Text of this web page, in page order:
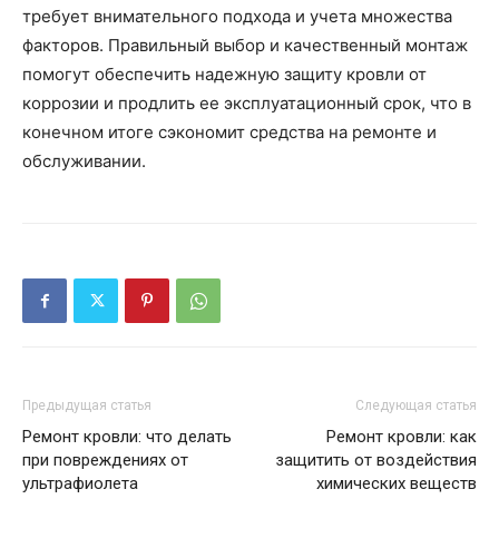
требует внимательного подхода и учета множества
факторов. Правильный выбор и качественный монтаж
помогут обеспечить надежную защиту кровли от
коррозии и продлить ее эксплуатационный срок, что в
конечном итоге сэкономит средства на ремонте и
обслуживании.
Предыдущая статья
Ремонт кровли: что делать
при повреждениях от
ультрафиолета
Следующая статья
Ремонт кровли: как
защитить от воздействия
химических веществ